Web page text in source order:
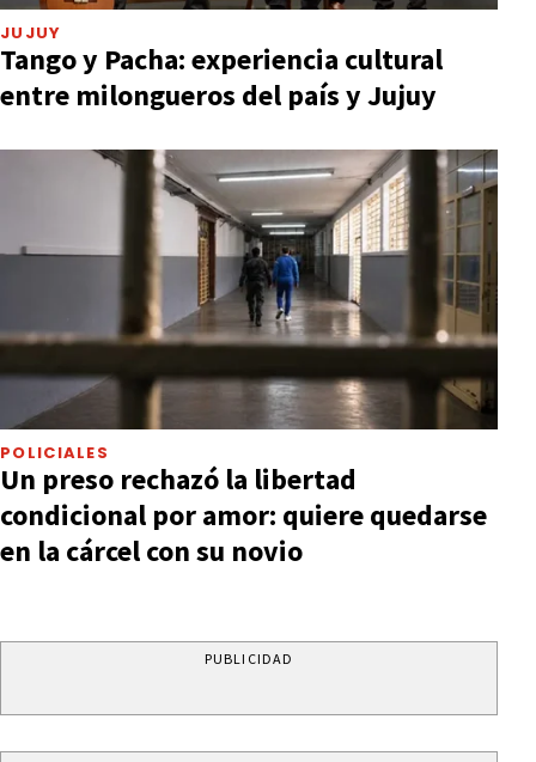
JUJUY
Tango y Pacha: experiencia cultural
entre milongueros del país y Jujuy
POLICIALES
Un preso rechazó la libertad
condicional por amor: quiere quedarse
en la cárcel con su novio
PUBLICIDAD